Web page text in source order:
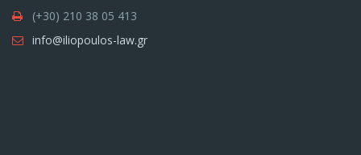
(+30) 210 38 05 413
info@iliopoulos-law.gr